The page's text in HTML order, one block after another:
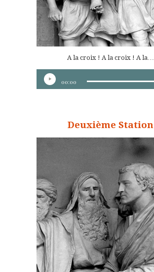
A la croix ! A la croix ! A la…
Lecteur
audio
00:00
Deuxième Station